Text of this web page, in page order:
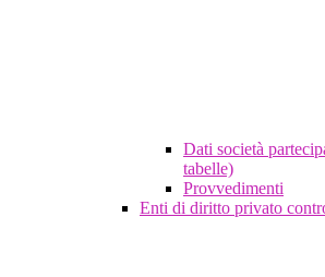
Dati società
tabelle)
Provvedimenti
Enti di diritto privato